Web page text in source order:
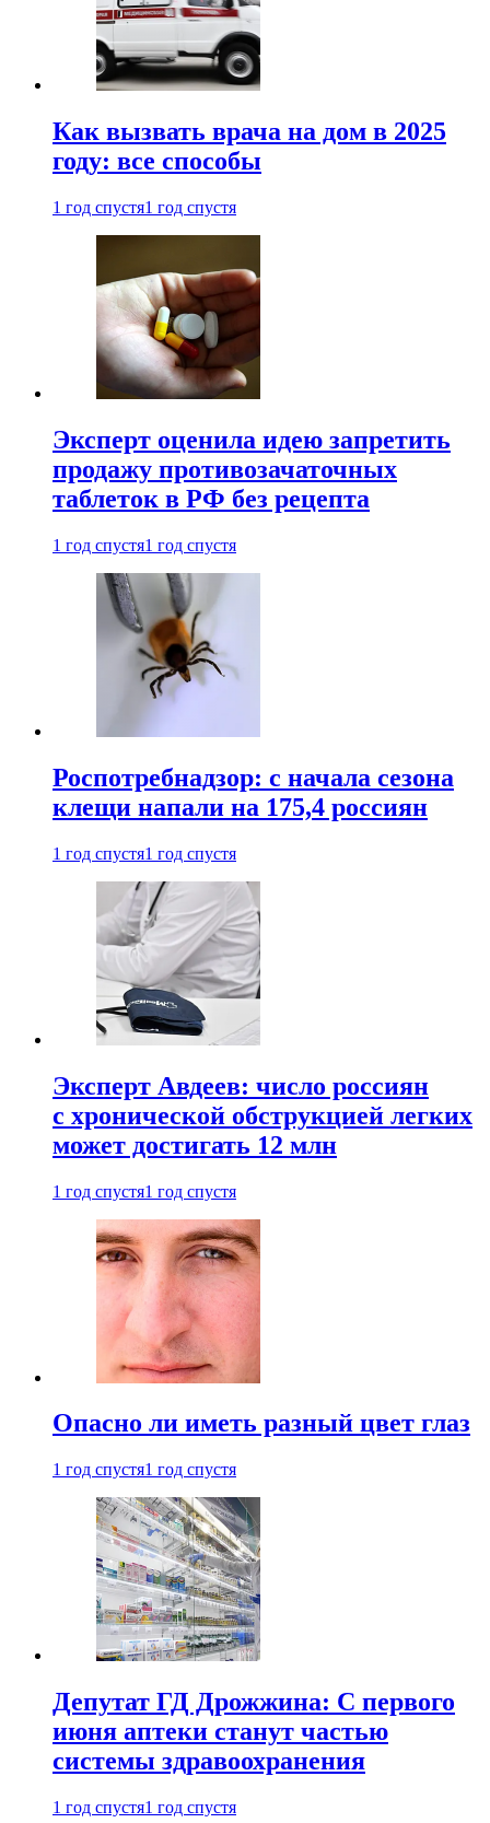
Как вызвать врача на дом в 2025
году: все способы
1 год спустя1 год спустя
Эксперт оценила идею запретить
продажу противозачаточных
таблеток в РФ без рецепта
1 год спустя1 год спустя
Роспотребнадзор: с начала сезона
клещи напали на 175,4 россиян
1 год спустя1 год спустя
Эксперт Авдеев: число россиян
с хронической обструкцией легких
может достигать 12 млн
1 год спустя1 год спустя
Опасно ли иметь разный цвет глаз
1 год спустя1 год спустя
Депутат ГД Дрожжина: С первого
июня аптеки станут частью
системы здравоохранения
1 год спустя1 год спустя